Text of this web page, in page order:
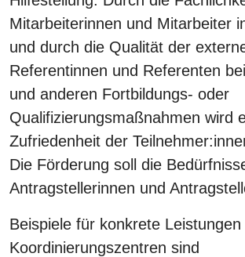
Mitarbeiterinnen und Mitarbeiter
und durch die Qualität der
Referentinnen und Referenten
und anderen Fortbildungs- oder
Qualifizierungsmaßnahmen wird
Zufriedenheit der
Die Förderung soll die
Antragstellerinnen und
Beispiele für konkrete Leistungen
Koordinierungszentren sind